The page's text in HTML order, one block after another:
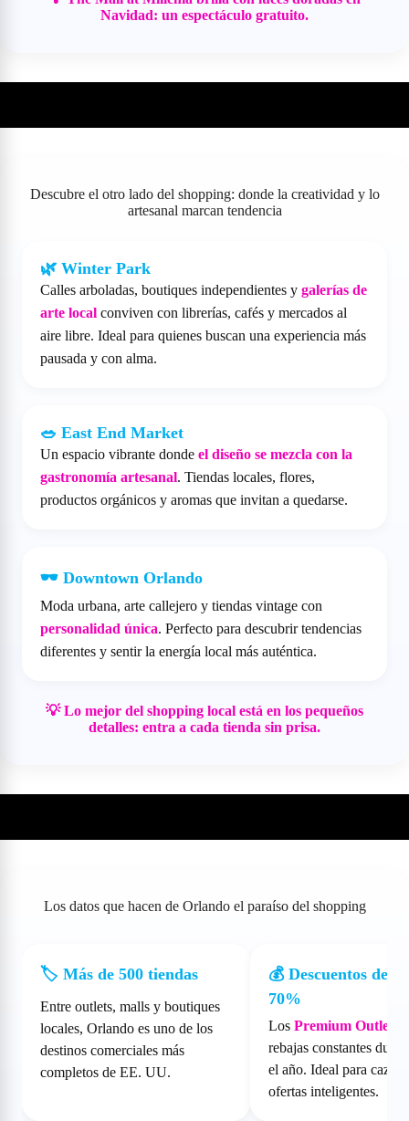
Navidad: un espectáculo gratuito.
Descubre el otro lado del shopping: donde la creatividad y lo
artesanal marcan tendencia
🌿 Winter Park
Calles arboladas, boutiques independientes y galerías de
arte local conviven con librerías, cafés y mercados al
aire libre. Ideal para quienes buscan una experiencia más
pausada y con alma.
🥗 East End Market
Un espacio vibrante donde el diseño se mezcla con la
gastronomía artesanal. Tiendas locales, flores,
productos orgánicos y aromas que invitan a quedarse.
🕶️ Downtown Orlando
Moda urbana, arte callejero y tiendas vintage con
personalidad única. Perfecto para descubrir tendencias
diferentes y sentir la energía local más auténtica.
💡 Lo mejor del shopping local está en los pequeños
detalles: entra a cada tienda sin prisa.
Los datos que hacen de Orlando el paraíso del shopping
🏷️ Más de 500 tiendas
Entre outlets, malls y boutiques
locales, Orlando es uno de los
destinos comerciales más
completos de EE. UU.
💰 Descuentos de
70%
Los Premium Outlets
rebajas constantes
el año. Ideal para
ofertas inteligentes.